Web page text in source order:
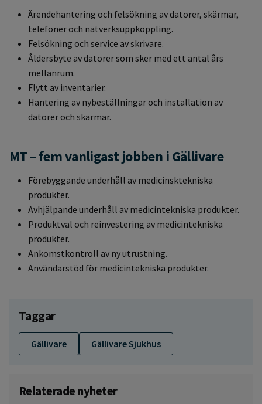
Ärendehantering och felsökning av datorer, skärmar,
telefoner och nätverksuppkoppling.
Felsökning och service av skrivare.
Åldersbyte av datorer som sker med ett antal års
mellanrum.
Flytt av inventarier.
Hantering av nybeställningar och installation av
datorer och skärmar.
MT – fem vanligast jobben i Gällivare
Förebyggande underhåll av medicinsktekniska
produkter.
Avhjälpande underhåll av medicintekniska produkter.
Produktval och reinvestering av medicintekniska
produkter.
Ankomstkontroll av ny utrustning.
Användarstöd för medicintekniska produkter.
Taggar
Gällivare Gällivare Sjukhus
Relaterade nyheter